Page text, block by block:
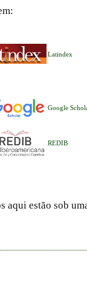
Latindex
Google
REDIB
aqui estão sob